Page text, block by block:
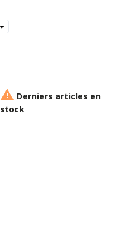
 Derniers articles en
stock